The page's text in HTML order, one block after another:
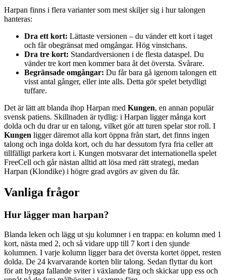
Harpan finns i flera varianter som mest skiljer sig i hur talongen
hanteras:
Dra ett kort: Lättaste versionen – du vänder ett kort i taget
och får obegränsat med omgångar. Hög vinstchans.
Dra tre kort: Standardversionen i de flesta dataspel. Du
vänder tre kort men kommer bara åt det översta. Svårare.
Begränsade omgångar: Du får bara gå igenom talongen ett
visst antal gånger, eller inte alls. Detta gör spelet betydligt
tuffare.
Det är lätt att blanda ihop Harpan med Kungen, en annan populär
svensk patiens. Skillnaden är tydlig: i Harpan ligger många kort
dolda och du drar ur en talong, vilket gör att turen spelar stor roll. I
Kungen ligger däremot alla kort öppna från start, det finns ingen
talong och inga dolda kort, och du har dessutom fyra fria celler att
tillfälligt parkera kort i. Kungen motsvarar det internationella spelet
FreeCell och går nästan alltid att lösa med rätt strategi, medan
Harpan (Klondike) i högre grad avgörs av given du får.
Vanliga frågor
Hur lägger man harpan?
Blanda leken och lägg ut sju kolumner i en trappa: en kolumn med 1
kort, nästa med 2, och så vidare upp till 7 kort i den sjunde
kolumnen. I varje kolumn ligger bara det översta kortet öppet, resten
dolda. De 24 kvarvarande korten blir talong. Sedan flyttar du kort
för att bygga fallande sviter i växlande färg och skickar upp ess och